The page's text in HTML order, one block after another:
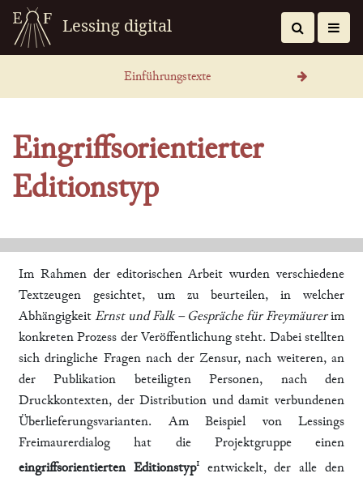
Lessing digital
Einführungstexte
Eingriffsorientierter
Editionstyp
Im Rahmen der editorischen Arbeit wurden verschiedene
Textzeugen gesichtet, um zu beurteilen, in welcher
AbhängigkeitErnst und Falk – Gespräche für Freymäurerim
konkreten Prozess der Veröffentlichung steht. Dabei stellten
sich dringliche Fragen nach der Zensur, nach weiteren, an
der Publikation beteiligten Personen, nach den
Druckkontexten, der Distribution und damit verbundenen
Überlieferungsvarianten. Am Beispiel von Lessings
Freimaurerdialog hat die Projektgruppe einen
eingriffsorientierten Editionstyp1entwickelt, der alle den